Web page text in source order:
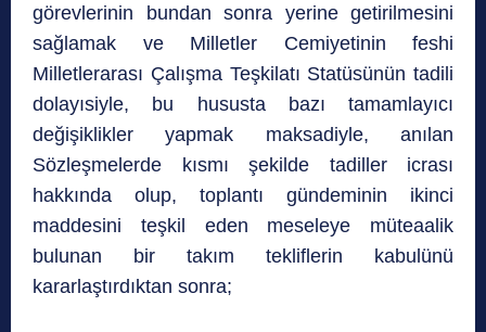
görevlerinin bundan sonra yerine getirilmesini
sağlamak ve Milletler Cemiyetinin feshi
Milletlerarası Çalışma Teşkilatı Statüsünün tadili
dolayısiyle, bu hususta bazı tamamlayıcı
değişiklikler yapmak maksadiyle, anılan
Sözleşmelerde kısmı şekilde tadiller icrası
hakkında olup, toplantı gündeminin ikinci
maddesini teşkil eden meseleye müteaalik
bulunan bir takım tekliflerin kabulünü
kararlaştırdıktan sonra;